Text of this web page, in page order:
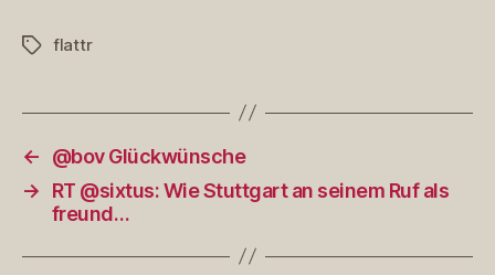
Schlagwörter
flattr
←
@bov Glückwünsche
→
RT @sixtus: Wie Stuttgart an seinem Ruf als
freund…